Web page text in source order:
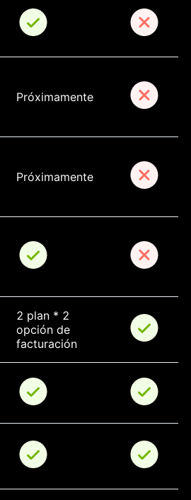
Próximamente
Próximamente
2 plan * 2
opción de
facturación